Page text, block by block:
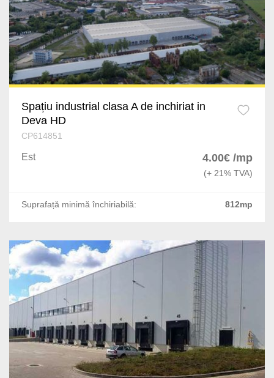
Giurgiu
Vaslui
Neamt
Buzau
Braila
Spațiu industrial clasa A de inchiriat in
Deva HD
CP614851
Est 4.00€ /mp
(+ 21% TVA)
Suprafață minimă închiriabilă: 812mp